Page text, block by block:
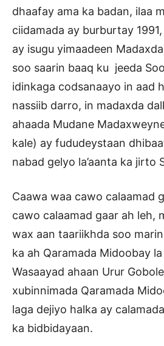
dhaafay ama ka badan, ilaa
ciidamada ay burburtay
ay isugu yimaadeen
soo saarin baaq ku jeeda
idinkaga codsanaayo in aad
nassiib darro, in madaxda
ahaada Mudane
kale) ay fududeystaan
nabad gelyo la’aanta ka jirto
Caawa waa cawo calaamad
cawo calaamad gaar ah leh,
wax aan taariikhda soo
ka ah Qaramada Midoobay
Wasaayad ahaan Urur
xubinnimada Qaramada
laga dejiyo halka ay
ka bidbidayaan.